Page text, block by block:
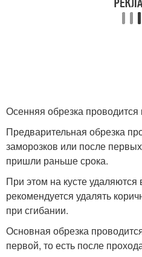
Осенняя обрезка проводится
Предварительная обрезка
заморозков или после
пришли раньше срока.
При этом на кусте
рекомендуется удалять
при сгибании.
Основная обрезка
первой, то есть после